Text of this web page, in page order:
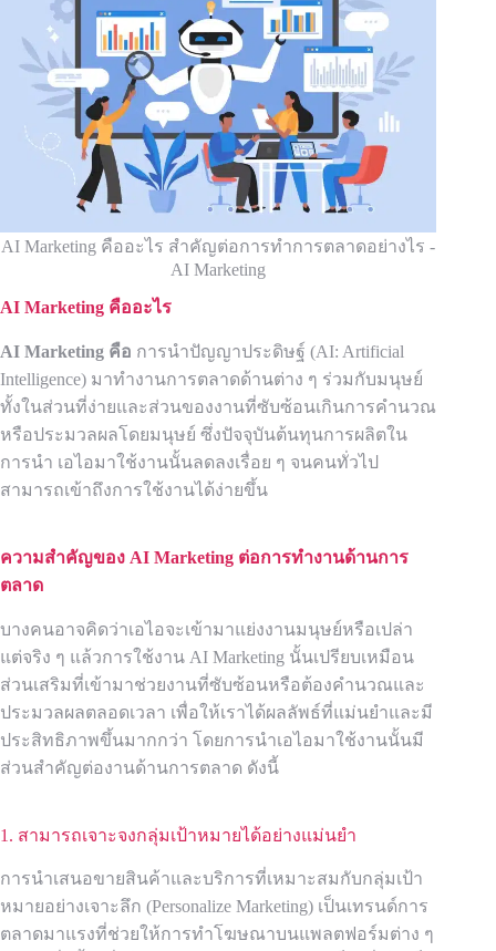
AI Marketing คืออะไร สำคัญต่อการทำการตลาดอย่างไร -
AI Marketing
AI Marketing คืออะไร
AI Marketing คือ การนำปัญญาประดิษฐ์ (AI: Artificial
Intelligence) มาทำงานการตลาดด้านต่าง ๆ ร่วมกับมนุษย์
ทั้งในส่วนที่ง่ายและส่วนของงานที่ซับซ้อนเกินการคำนวณ
หรือประมวลผลโดยมนุษย์ ซึ่งปัจจุบันต้นทุนการผลิตใน
การนำ เอไอมาใช้งานนั้นลดลงเรื่อย ๆ จนคนทั่วไป
สามารถเข้าถึงการใช้งานได้ง่ายขึ้น
ความสำคัญของ AI Marketing ต่อการทำงานด้านการ
ตลาด
บางคนอาจคิดว่าเอไอจะเข้ามาแย่งงานมนุษย์หรือเปล่า
แต่จริง ๆ แล้วการใช้งาน AI Marketing นั้นเปรียบเหมือน
ส่วนเสริมที่เข้ามาช่วยงานที่ซับซ้อนหรือต้องคำนวณและ
ประมวลผลตลอดเวลา เพื่อให้เราได้ผลลัพธ์ที่แม่นยำและมี
ประสิทธิภาพขึ้นมากกว่า โดยการนำเอไอมาใช้งานนั้นมี
ส่วนสำคัญต่องานด้านการตลาด ดังนี้
1. สามารถเจาะจงกลุ่มเป้าหมายได้อย่างแม่นยำ
การนำเสนอขายสินค้าและบริการที่เหมาะสมกับกลุ่มเป้า
หมายอย่างเจาะลึก (Personalize Marketing) เป็นเทรนด์การ
ตลาดมาแรงที่ช่วยให้การทำโฆษณาบนแพลตฟอร์มต่าง ๆ